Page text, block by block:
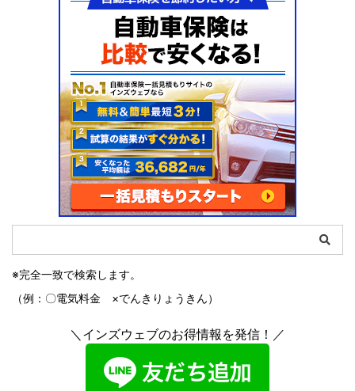
※完全一致で検索します。
（例：〇電気料金 ×でんきりょうきん）
＼インズウェブのお得情報を発信！／